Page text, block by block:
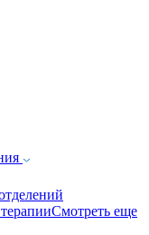
Смотреть еще